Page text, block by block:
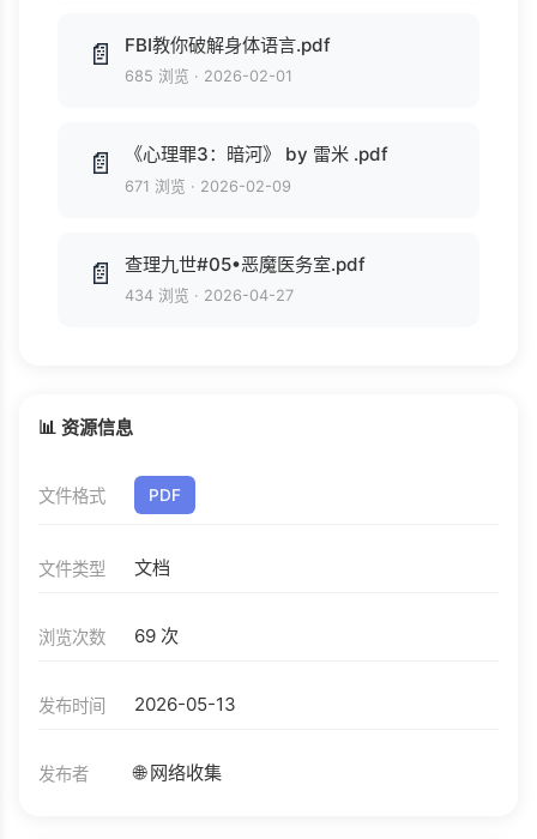
📄 FBI教你破解身体语言.pdf
685 浏览 · 2026-02-01
📄 《心理罪3：暗河》 by 雷米 .pdf
671 浏览 · 2026-02-09
📄 查理九世#05•恶魔医务室.pdf
434 浏览 · 2026-04-27
📊 资源信息
文件格式 PDF
文件类型 文档
浏览次数 69 次
发布时间 2026-05-13
发布者 🌐 网络收集